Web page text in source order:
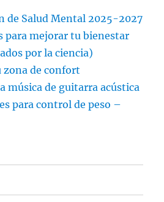
de Salud Mental 2025-2027
para mejorar tu bienestar
por la ciencia)
zona de confort
música de guitarra acústica
para control de peso –